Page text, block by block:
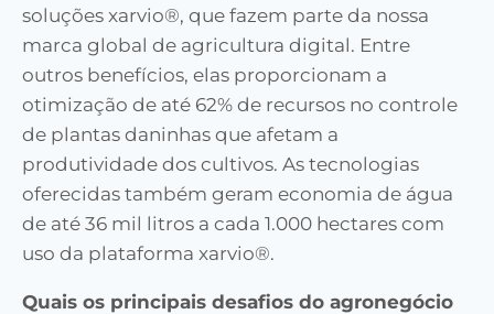
soluções xarvio®, que fazem parte da nossa
marca global de agricultura digital. Entre
outros benefícios, elas proporcionam a
otimização de até 62% de recursos no controle
de plantas daninhas que afetam a
produtividade dos cultivos. As tecnologias
oferecidas também geram economia de água
de até 36 mil litros a cada 1.000 hectares com
uso da plataforma xarvio®.
Quais os principais desafios do agronegócio